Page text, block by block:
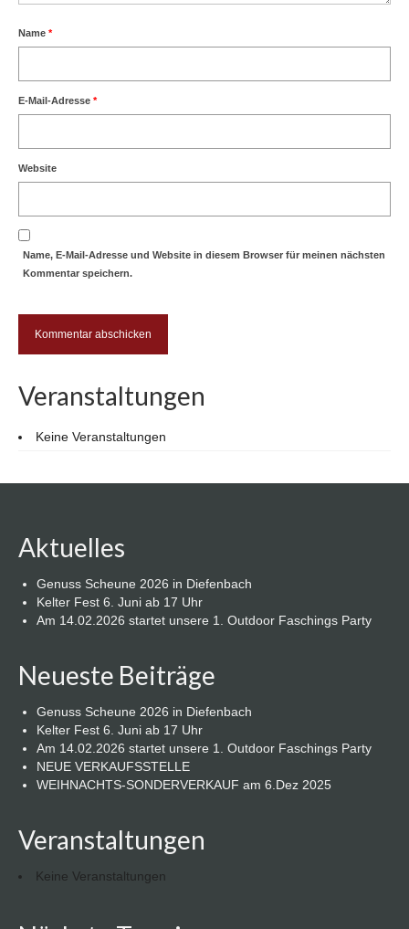
Name *
E-Mail-Adresse *
Website
Name, E-Mail-Adresse und Website in diesem Browser für meinen nächsten
Kommentar speichern.
Veranstaltungen
Keine Veranstaltungen
Aktuelles
Genuss Scheune 2026 in Diefenbach
Kelter Fest 6. Juni ab 17 Uhr
Am 14.02.2026 startet unsere 1. Outdoor Faschings Party
Neueste Beiträge
Genuss Scheune 2026 in Diefenbach
Kelter Fest 6. Juni ab 17 Uhr
Am 14.02.2026 startet unsere 1. Outdoor Faschings Party
NEUE VERKAUFSSTELLE
WEIHNACHTS-SONDERVERKAUF am 6.Dez 2025
Veranstaltungen
Keine Veranstaltungen